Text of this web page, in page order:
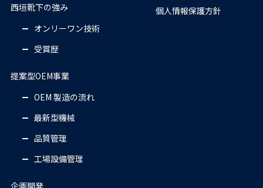
西垣靴下の強み
オンリーワン技術
受賞歴
提案型OEM事業
OEM 製造の流れ
最新型機械
品質管理
工場設備管理
企画開発
個人情報保護方針